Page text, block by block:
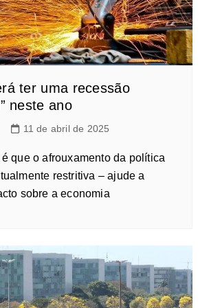
ter uma recessão
neste ano
11 de abril de 2025
que o afrouxamento da política
restritiva – ajude a
sobre a economia